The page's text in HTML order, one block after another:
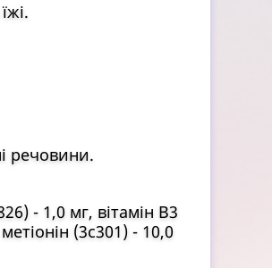
речовини.
- 1,0 мг, вітамін B3
(3c301) - 10,0